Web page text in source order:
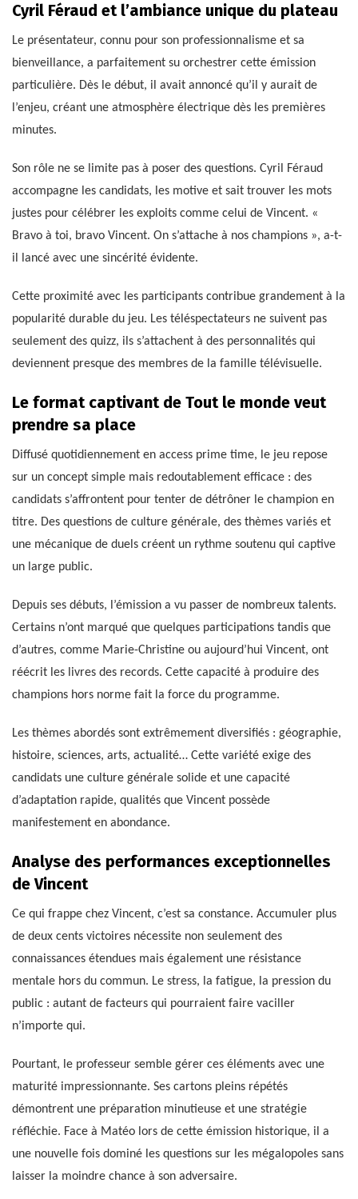
Cyril Féraud et l’ambiance unique du plateau
Le présentateur, connu pour son professionnalisme et sa
bienveillance, a parfaitement su orchestrer cette émission
particulière. Dès le début, il avait annoncé qu’il y aurait de
l’enjeu, créant une atmosphère électrique dès les premières
minutes.
Son rôle ne se limite pas à poser des questions. Cyril Féraud
accompagne les candidats, les motive et sait trouver les mots
justes pour célébrer les exploits comme celui de Vincent. «
Bravo à toi, bravo Vincent. On s’attache à nos champions », a-t-
il lancé avec une sincérité évidente.
Cette proximité avec les participants contribue grandement à la
popularité durable du jeu. Les téléspectateurs ne suivent pas
seulement des quizz, ils s’attachent à des personnalités qui
deviennent presque des membres de la famille télévisuelle.
Le format captivant de Tout le monde veut
prendre sa place
Diffusé quotidiennement en access prime time, le jeu repose
sur un concept simple mais redoutablement efficace : des
candidats s’affrontent pour tenter de détrôner le champion en
titre. Des questions de culture générale, des thèmes variés et
une mécanique de duels créent un rythme soutenu qui captive
un large public.
Depuis ses débuts, l’émission a vu passer de nombreux talents.
Certains n’ont marqué que quelques participations tandis que
d’autres, comme Marie-Christine ou aujourd’hui Vincent, ont
réécrit les livres des records. Cette capacité à produire des
champions hors norme fait la force du programme.
Les thèmes abordés sont extrêmement diversifiés : géographie,
histoire, sciences, arts, actualité… Cette variété exige des
candidats une culture générale solide et une capacité
d’adaptation rapide, qualités que Vincent possède
manifestement en abondance.
Analyse des performances exceptionnelles
de Vincent
Ce qui frappe chez Vincent, c’est sa constance. Accumuler plus
de deux cents victoires nécessite non seulement des
connaissances étendues mais également une résistance
mentale hors du commun. Le stress, la fatigue, la pression du
public : autant de facteurs qui pourraient faire vaciller
n’importe qui.
Pourtant, le professeur semble gérer ces éléments avec une
maturité impressionnante. Ses cartons pleins répétés
démontrent une préparation minutieuse et une stratégie
réfléchie. Face à Matéo lors de cette émission historique, il a
une nouvelle fois dominé les questions sur les mégalopoles sans
laisser la moindre chance à son adversaire.